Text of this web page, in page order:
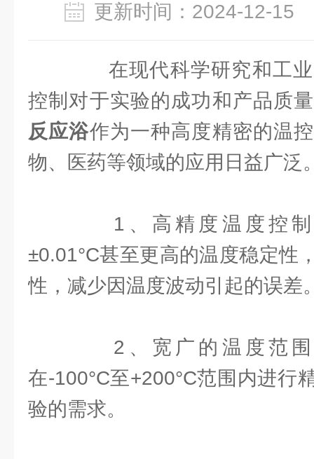
更新时间：2024-12-
在现代科学研究和工业
控制对于实验的成功和产品质
反应浴作为一种高度精密的温
物、医药等领域的应用日益广泛
1、高精度温度控制
±0.01°C甚至更高的温度稳定性
性，减少因温度波动引起的误差
2、宽广的温度范围
在-100°C至+200°C范围内进行
验的需求。